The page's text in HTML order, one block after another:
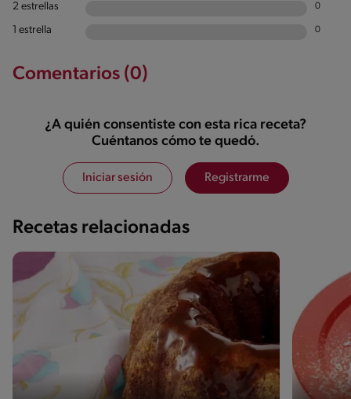
2 estrellas 0
1 estrella 0
Comentarios (0)
¿A quién consentiste con esta rica receta?
Cuéntanos cómo te quedó.
Iniciar sesión Registrarme
Recetas relacionadas